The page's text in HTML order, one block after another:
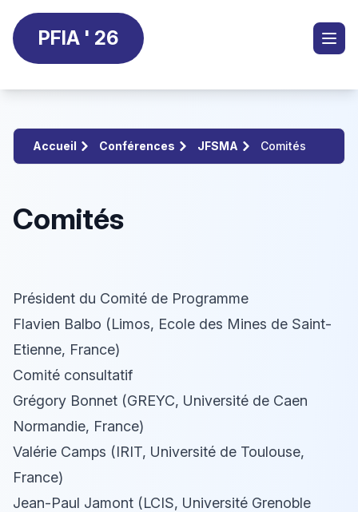
PFIA ' 26
Accueil Conférences JFSMA Comités
Comités
Président du Comité de Programme
Flavien Balbo (Limos, Ecole des Mines de Saint-
Etienne, France)
Comité consultatif
Grégory Bonnet (GREYC, Université de Caen
Normandie, France)
Valérie Camps (IRIT, Université de Toulouse,
France)
Jean-Paul Jamont (LCIS, Université Grenoble